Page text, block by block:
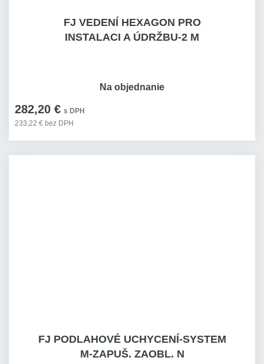
FJ VEDENÍ HEXAGON PRO
INSTALACI A ÚDRŽBU-2 M
282,20 € s DPH
233,22 € bez DPH
Na objednanie
FJ PODLAHOVÉ UCHYCENÍ-SYSTEM
M-ZAPUŠ. ZAOBL. N